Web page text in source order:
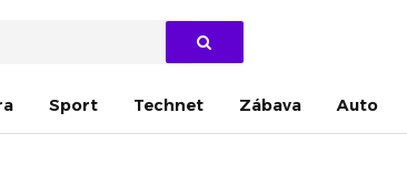
Sport Technet Zábava Auto